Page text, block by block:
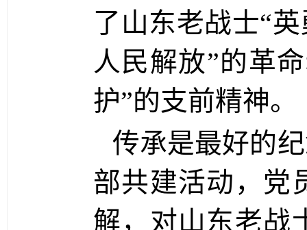
了山东老战士“
人民解放”的革
护”的支前精神。
传承是最好的
部共建活动，党
解，对山东老战